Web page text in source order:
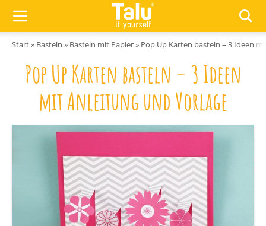
Start» Basteln » Basteln mit Papier» Pop Up Karten basteln – 3 Ideen
Pop Up Karten basteln – 3 Ideen
mit Anleitung und Vorlage